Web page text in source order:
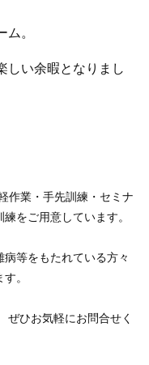
。
しい余暇となりまし
作業・手先訓練・セミナ
をご用意しています。
等をもたれている方々
。
ひお気軽にお問合せく